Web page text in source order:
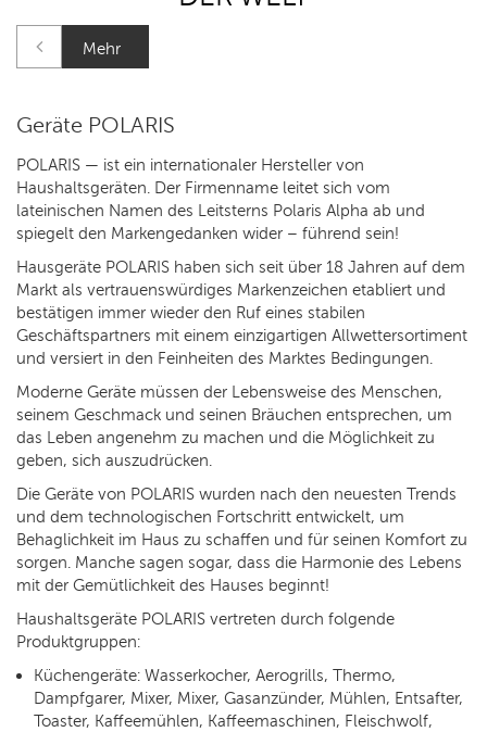
Mehr
Geräte POLARIS
POLARIS — ist ein internationaler Hersteller von
Haushaltsgeräten. Der Firmenname leitet sich vom
lateinischen Namen des Leitsterns Polaris Alpha ab und
spiegelt den Markengedanken wider – führend sein!
Hausgeräte POLARIS haben sich seit über 18 Jahren auf dem
Markt als vertrauenswürdiges Markenzeichen etabliert und
bestätigen immer wieder den Ruf eines stabilen
Geschäftspartners mit einem einzigartigen Allwettersortiment
und versiert in den Feinheiten des Marktes Bedingungen.
Moderne Geräte müssen der Lebensweise des Menschen,
seinem Geschmack und seinen Bräuchen entsprechen, um
das Leben angenehm zu machen und die Möglichkeit zu
geben, sich auszudrücken.
Die Geräte von POLARIS wurden nach den neuesten Trends
und dem technologischen Fortschritt entwickelt, um
Behaglichkeit im Haus zu schaffen und für seinen Komfort zu
sorgen. Manche sagen sogar, dass die Harmonie des Lebens
mit der Gemütlichkeit des Hauses beginnt!
Haushaltsgeräte POLARIS vertreten durch folgende
Produktgruppen:
Küchengeräte: Wasserkocher, Aerogrills, Thermo,
Dampfgarer, Mixer, Mixer, Gasanzünder, Mühlen, Entsafter,
Toaster, Kaffeemühlen, Kaffeemaschinen, Fleischwolf,